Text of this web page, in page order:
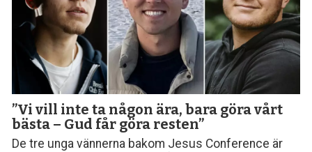
”Vi vill inte ta någon ära, bara göra vårt
bästa – Gud får göra resten”
De tre unga vännerna bakom Jesus Conference är